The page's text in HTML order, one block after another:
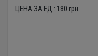
ЦЕНА ЗА ЕД.: 180 грн.